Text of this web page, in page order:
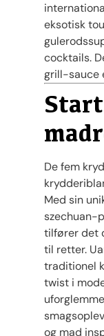
eksotisk
cocktails.
grill-sauce
De fem
Med sin
szechuan-
tilfører det
til retter.
traditionel
twist i
og mad